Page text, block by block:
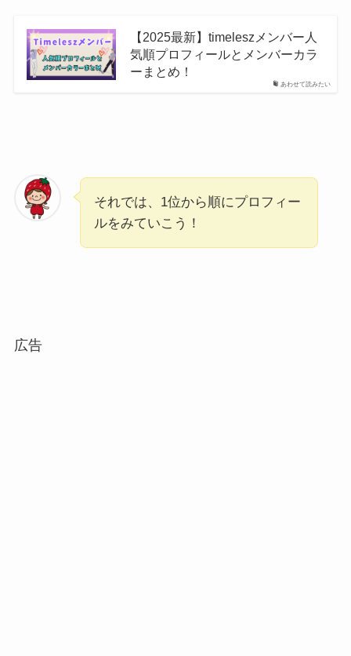
あわせて読みたい
【2025最新】timeleszメンバー人
気順プロフィールとメンバーカラ
ーまとめ！
それでは、1位から順にプロフィー
ルをみていこう！
広告